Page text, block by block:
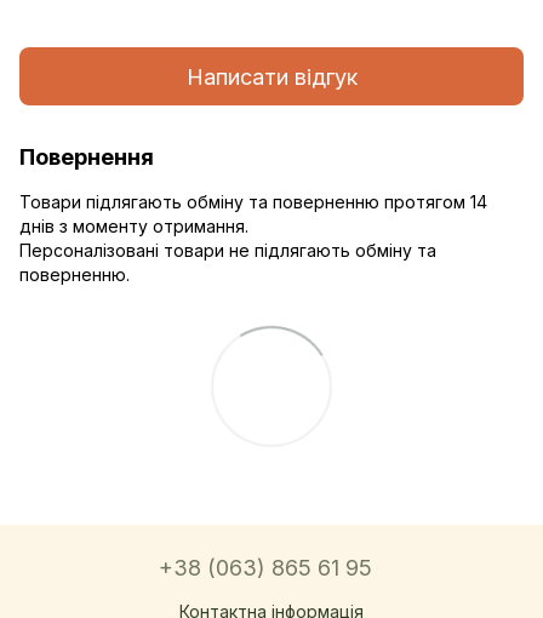
Написати відгук
Повернення
Товари підлягають обміну та поверненню протягом 14
днів з моменту отримання.
Персоналізовані товари не підлягають обміну та
поверненню.
+38 (063) 865 61 95
Контактна інформація